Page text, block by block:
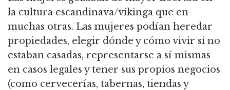
la cultura escandinava/vikinga que en
muchas otras. Las mujeres podían heredar
propiedades, elegir dónde y cómo vivir si no
estaban casadas, representarse a sí mismas
en casos legales y tener sus propios negocios
(como cervecerías, tabernas, tiendas y